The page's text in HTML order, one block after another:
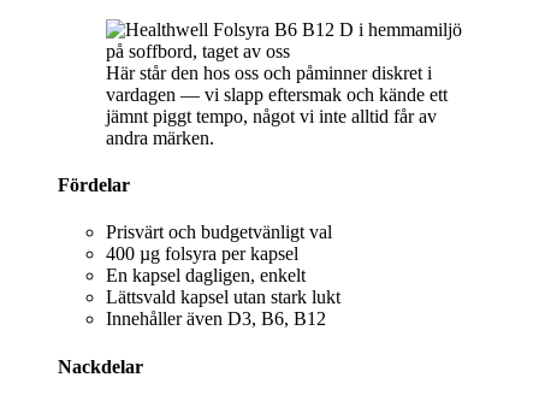
Här står den hos oss och påminner diskret i
vardagen — vi slapp eftersmak och kände ett
jämnt piggt tempo, något vi inte alltid får av
andra märken.
Fördelar
Prisvärt och budgetvänligt val
400 µg folsyra per kapsel
En kapsel dagligen, enkelt
Lättsvald kapsel utan stark lukt
Innehåller även D3, B6, B12
Nackdelar